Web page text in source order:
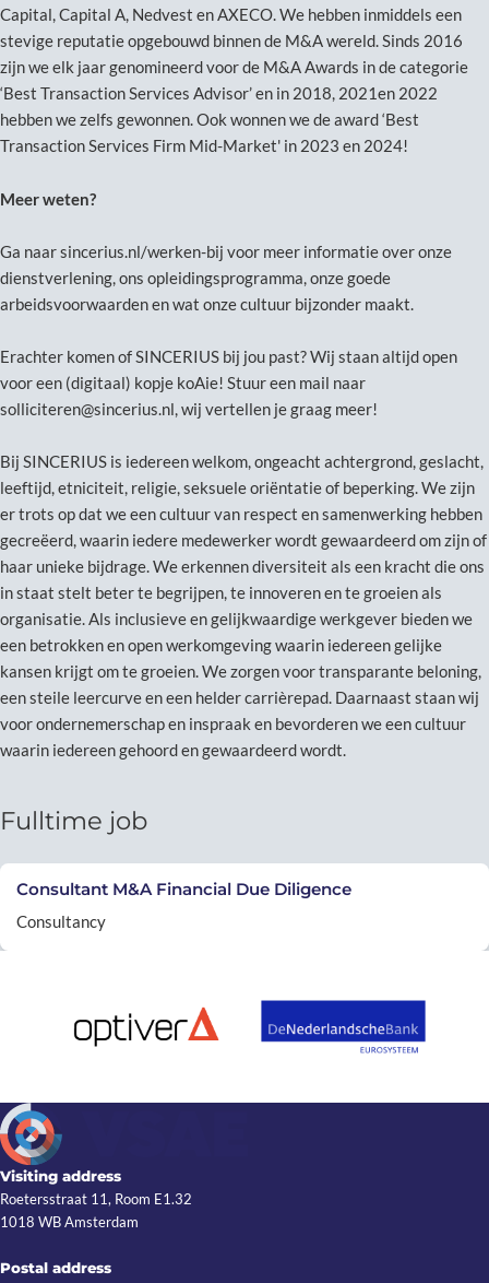
Capital, Capital A, Nedvest en AXECO. We hebben inmiddels een
stevige reputatie opgebouwd binnen de M&A wereld. Sinds 2016
zijn we elk jaar genomineerd voor de M&A Awards in de categorie
‘Best Transaction Services Advisor’ en in 2018, 2021en 2022
hebben we zelfs gewonnen. Ook wonnen we de award ‘Best
Transaction Services Firm Mid-Market' in 2023 en 2024!
Meer weten?
Ga naar sincerius.nl/werken-bij voor meer informatie over onze
dienstverlening, ons opleidingsprogramma, onze goede
arbeidsvoorwaarden en wat onze cultuur bijzonder maakt.
Erachter komen of SINCERIUS bij jou past? Wij staan altijd open
voor een (digitaal) kopje koAie! Stuur een mail naar
solliciteren@sincerius.nl, wij vertellen je graag meer!
Bij SINCERIUS is iedereen welkom, ongeacht achtergrond, geslacht,
leeftijd, etniciteit, religie, seksuele oriëntatie of beperking. We zijn
er trots op dat we een cultuur van respect en samenwerking hebben
gecreëerd, waarin iedere medewerker wordt gewaardeerd om zijn of
haar unieke bijdrage. We erkennen diversiteit als een kracht die ons
in staat stelt beter te begrijpen, te innoveren en te groeien als
organisatie. Als inclusieve en gelijkwaardige werkgever bieden we
een betrokken en open werkomgeving waarin iedereen gelijke
kansen krijgt om te groeien. We zorgen voor transparante beloning,
een steile leercurve en een helder carrièrepad. Daarnaast staan wij
voor ondernemerschap en inspraak en bevorderen we een cultuur
waarin iedereen gehoord en gewaardeerd wordt.
Fulltime job
Consultant M&A Financial Due Diligence
Consultancy
Visiting address
Roetersstraat 11, Room E1.32
1018 WB Amsterdam
Postal address